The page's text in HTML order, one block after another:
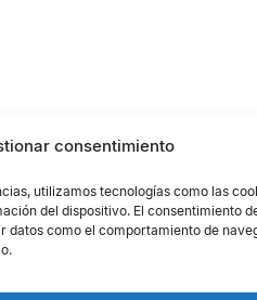
consentimiento
utilizamos tecnologías como las
del dispositivo. El consentimiento
datos como el comportamiento de